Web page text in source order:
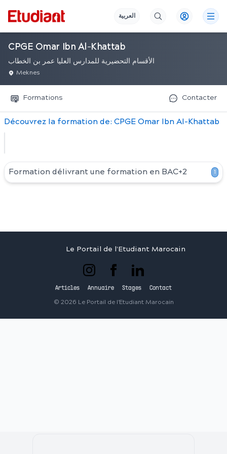
العربية
CPGE Omar Ibn Al-Khattab
الأقسام التحضيرية للمدارس العليا عمر بن الخطاب
Meknes
Formations Contacter
Découvrez la formation de: CPGE Omar Ibn Al-Khattab
Formation délivrant une formation en BAC+2 1
Le Portail de l'Etudiant Marocain
Articles Annuaire Stages Contact
© 2026 Le Portail de l'Etudiant Marocain